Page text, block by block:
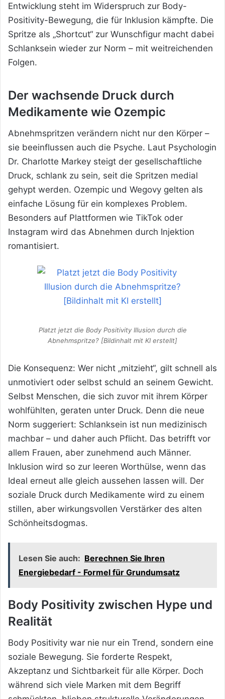
Entwicklung steht im Widerspruch zur Body-
Positivity-Bewegung, die für Inklusion kämpfte. Die
Spritze als „Shortcut“ zur Wunschfigur macht dabei
Schlanksein wieder zur Norm – mit weitreichenden
Folgen.
Der wachsende Druck durch
Medikamente wie Ozempic
Abnehmspritzen verändern nicht nur den Körper –
sie beeinflussen auch die Psyche. Laut Psychologin
Dr. Charlotte Markey steigt der gesellschaftliche
Druck, schlank zu sein, seit die Spritzen medial
gehypt werden. Ozempic und Wegovy gelten als
einfache Lösung für ein komplexes Problem.
Besonders auf Plattformen wie TikTok oder
Instagram wird das Abnehmen durch Injektion
romantisiert.
Platzt jetzt die Body Positivity Illusion durch die
Abnehmspritze? [Bildinhalt mit KI erstellt]
Die Konsequenz: Wer nicht „mitzieht“, gilt schnell als
unmotiviert oder selbst schuld an seinem Gewicht.
Selbst Menschen, die sich zuvor mit ihrem Körper
wohlfühlten, geraten unter Druck. Denn die neue
Norm suggeriert: Schlanksein ist nun medizinisch
machbar – und daher auch Pflicht. Das betrifft vor
allem Frauen, aber zunehmend auch Männer.
Inklusion wird so zur leeren Worthülse, wenn das
Ideal erneut alle gleich aussehen lassen will. Der
soziale Druck durch Medikamente wird zu einem
stillen, aber wirkungsvollen Verstärker des alten
Schönheitsdogmas.
Lesen Sie auch: Berechnen Sie Ihren
Energiebedarf - Formel für Grundumsatz
Body Positivity zwischen Hype und
Realität
Body Positivity war nie nur ein Trend, sondern eine
soziale Bewegung. Sie forderte Respekt,
Akzeptanz und Sichtbarkeit für alle Körper. Doch
während sich viele Marken mit dem Begriff